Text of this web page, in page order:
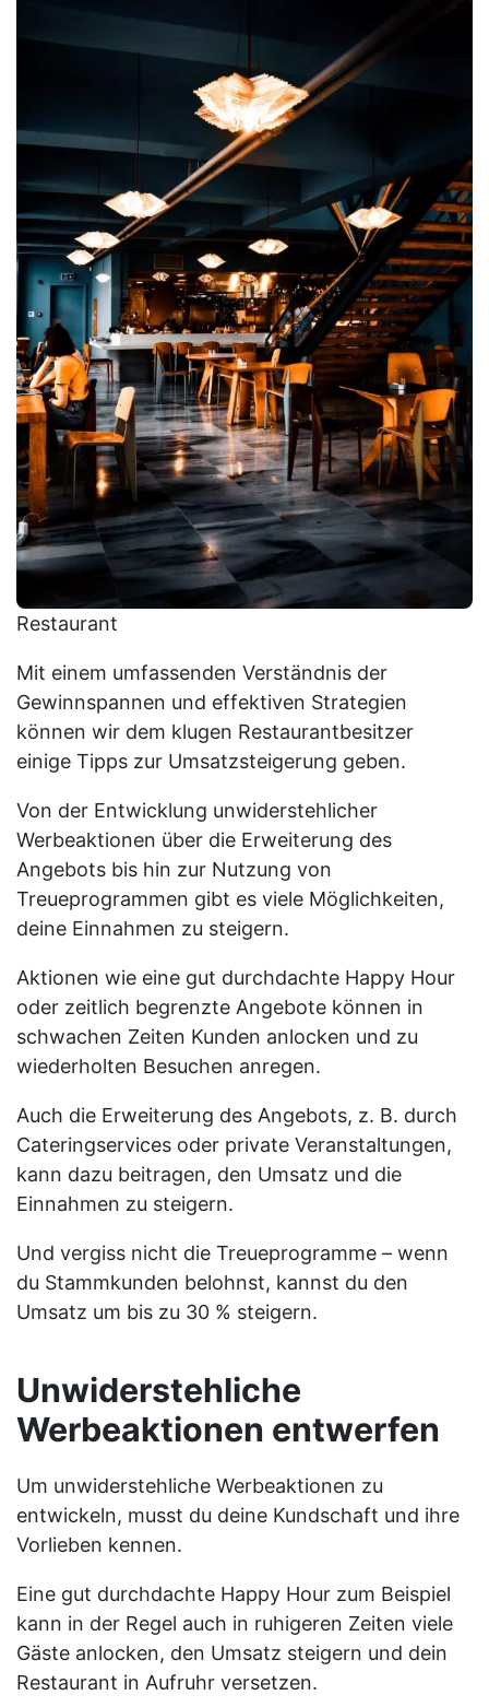
Restaurant
Mit einem umfassenden Verständnis der
Gewinnspannen und effektiven Strategien
können wir dem klugen Restaurantbesitzer
einige Tipps zur Umsatzsteigerung geben.
Von der Entwicklung unwiderstehlicher
Werbeaktionen über die Erweiterung des
Angebots bis hin zur Nutzung von
Treueprogrammen gibt es viele Möglichkeiten,
deine Einnahmen zu steigern.
Aktionen wie eine gut durchdachte Happy Hour
oder zeitlich begrenzte Angebote können in
schwachen Zeiten Kunden anlocken und zu
wiederholten Besuchen anregen.
Auch die Erweiterung des Angebots, z. B. durch
Cateringservices oder private Veranstaltungen,
kann dazu beitragen, den Umsatz und die
Einnahmen zu steigern.
Und vergiss nicht die Treueprogramme – wenn
du Stammkunden belohnst, kannst du den
Umsatz um bis zu 30 % steigern.
Unwiderstehliche
Werbeaktionen entwerfen
Um unwiderstehliche Werbeaktionen zu
entwickeln, musst du deine Kundschaft und ihre
Vorlieben kennen.
Eine gut durchdachte Happy Hour zum Beispiel
kann in der Regel auch in ruhigeren Zeiten viele
Gäste anlocken, den Umsatz steigern und dein
Restaurant in Aufruhr versetzen.